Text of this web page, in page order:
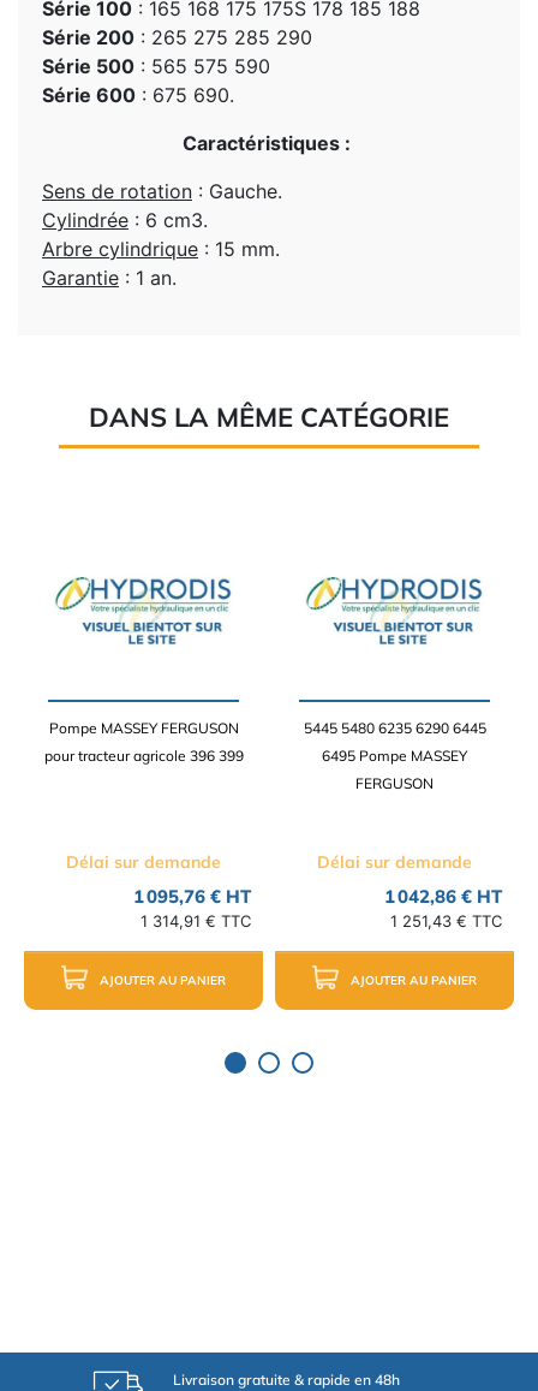
Série 100 : 165 168 175 175S 178 185 188
Série 200 : 265 275 285 290
Série 500 : 565 575 590
Série 600 : 675 690.
Caractéristiques :
Sens de rotation : Gauche.
Cylindrée : 6 cm3.
Arbre cylindrique : 15 mm.
Garantie : 1 an.
DANS LA MÊME CATÉGORIE
Pompe MASSEY FERGUSON
pour tracteur agricole 396 399
Délai sur demande
1 095,76 € HT
1 314,91 € TTC
AJOUTER AU PANIER
5445 5480 6235 6290 6445
6495 Pompe MASSEY
FERGUSON
Délai sur demande
1 042,86 € HT
1 251,43 € TTC
AJOUTER AU PANIER
Livraison gratuite & rapide en 48h